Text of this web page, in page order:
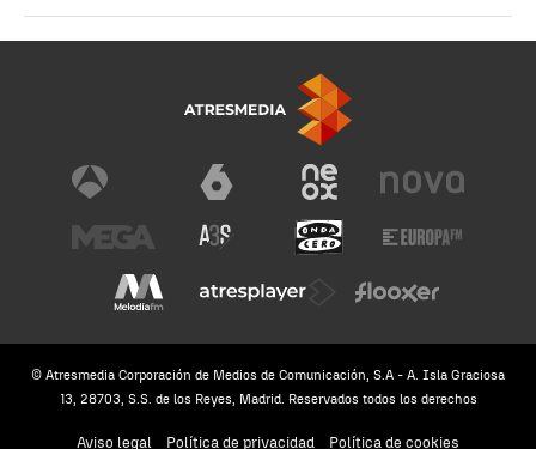
© Atresmedia Corporación de Medios de Comunicación, S.A - A. Isla Graciosa
13, 28703, S.S. de los Reyes, Madrid. Reservados todos los derechos
Aviso legal Política de privacidad Política de cookies